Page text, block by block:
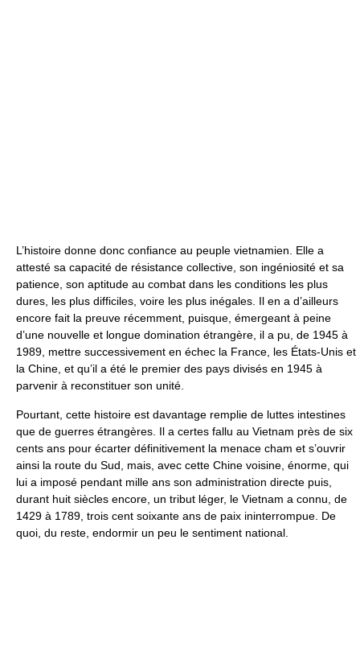
L’histoire donne donc confiance au peuple vietnamien. Elle a
attesté sa capacité de résistance collective, son ingéniosité et sa
patience, son aptitude au combat dans les conditions les plus
dures, les plus difficiles, voire les plus inégales. Il en a d’ailleurs
encore fait la preuve récemment, puisque, émergeant à peine
d’une nouvelle et longue domination étrangère, il a pu, de 1945 à
1989, mettre successivement en échec la France, les États-Unis et
la Chine, et qu’il a été le premier des pays divisés en 1945 à
parvenir à reconstituer son unité.
Pourtant, cette histoire est davantage remplie de luttes intestines
que de guerres étrangères. Il a certes fallu au Vietnam près de six
cents ans pour écarter définitivement la menace cham et s’ouvrir
ainsi la route du Sud, mais, avec cette Chine voisine, énorme, qui
lui a imposé pendant mille ans son administration directe puis,
durant huit siècles encore, un tribut léger, le Vietnam a connu, de
1429 à 1789, trois cent soixante ans de paix ininterrompue. De
quoi, du reste, endormir un peu le sentiment national.